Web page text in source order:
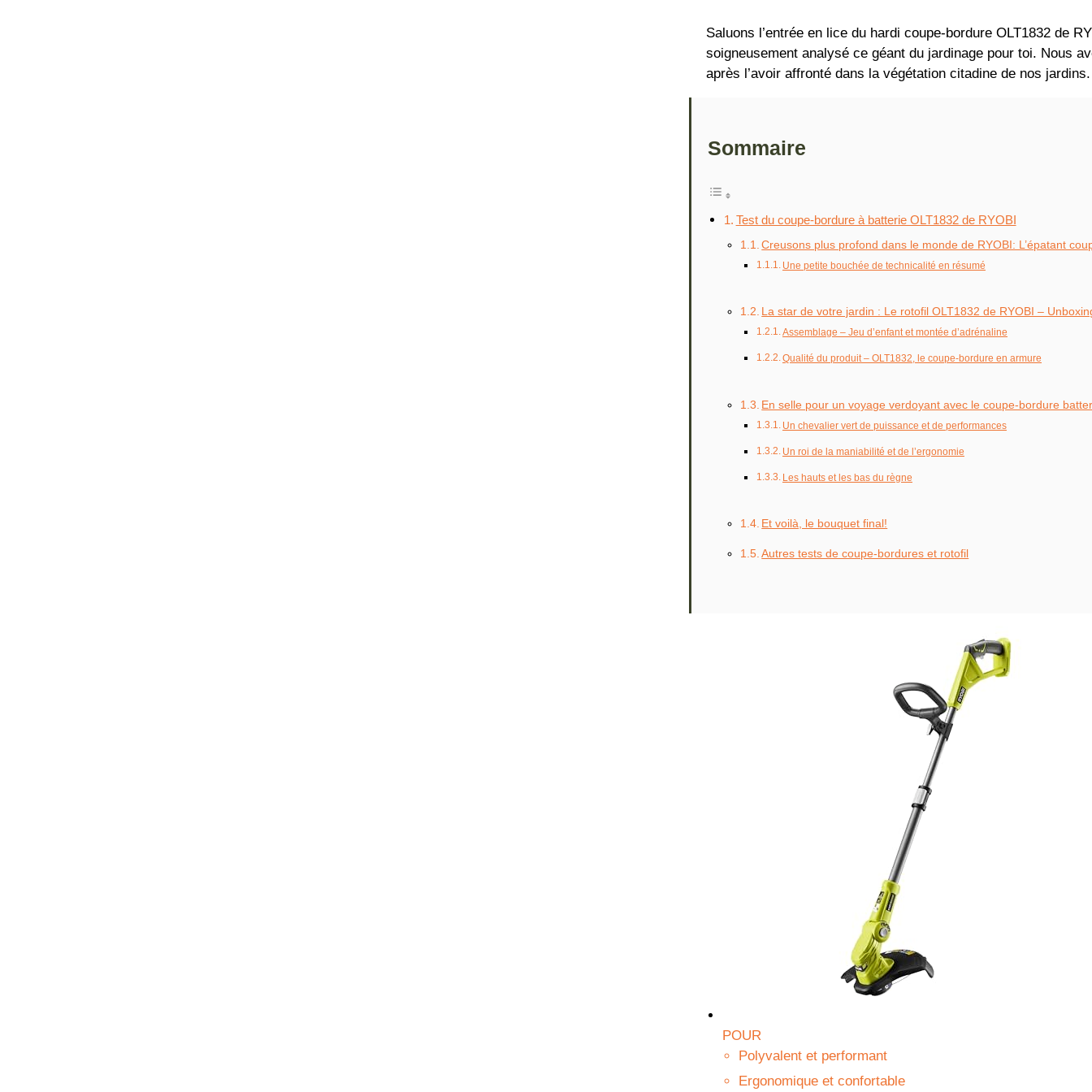
Saluons l’entrée en lice du hardi coupe-bordure OLT1832 de
soigneusement analysé ce géant du jardinage pour toi. Nous
après l’avoir affronté dans la végétation citadine de nos jardins.
Sommaire
Test du coupe-bordure à batterie OLT1832 de RYOBI
Creusons plus profond dans le monde de RYOBI: L’épatant
Une petite bouchée de technicalité en résumé
La star de votre jardin : Le rotofil OLT1832 de RYOBI –
Assemblage – Jeu d’enfant et montée d’adrénaline
Qualité du produit – OLT1832, le coupe-bordure en armure
En selle pour un voyage verdoyant avec le coupe-bordure
Un chevalier vert de puissance et de performances
Un roi de la maniabilité et de l’ergonomie
Les hauts et les bas du règne
Et voilà, le bouquet final!
Autres tests de coupe-bordures et rotofil
POUR
Polyvalent et performant
Ergonomique et confortable